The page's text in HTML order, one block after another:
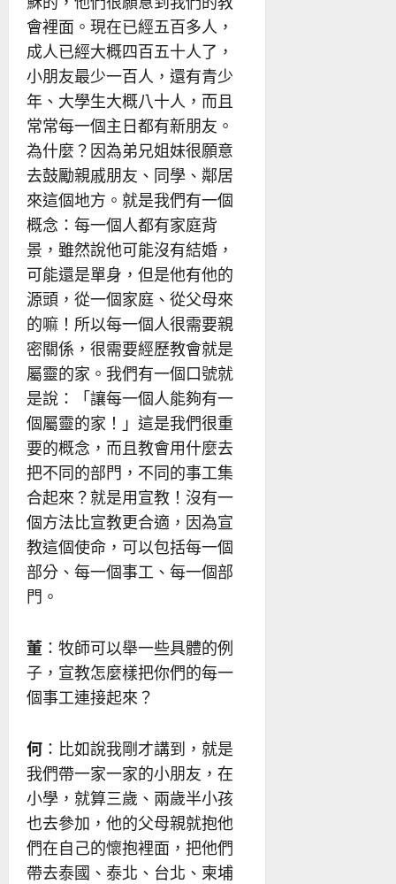
會裡面。現在已經五百多人，
成人已經大概四百五十人了，
小朋友最少一百人，還有青少
年、大學生大概八十人，而且
常常每一個主日都有新朋友。
為什麼？因為弟兄姐妹很願意
去鼓勵親戚朋友、同學、鄰居
來這個地方。就是我們有一個
概念：每一個人都有家庭背
景，雖然說他可能沒有結婚，
可能還是單身，但是他有他的
源頭，從一個家庭、從父母來
的嘛！所以每一個人很需要親
密關係，很需要經歷教會就是
屬靈的家。我們有一個口號就
是說：「讓每一個人能夠有一
個屬靈的家！」這是我們很重
要的概念，而且教會用什麼去
把不同的部門，不同的事工集
合起來？就是用宣教！沒有一
個方法比宣教更合適，因為宣
教這個使命，可以包括每一個
部分、每一個事工、每一個部
門。
董 ：牧師可以舉一些具體的例
子，宣教怎麼樣把你們的每一
個事工連接起來？
何 ：比如說我剛才講到，就是
我們帶一家一家的小朋友，在
小學，就算三歲、兩歲半小孩
也去參加，他的父母親就抱他
們在自己的懷抱裡面，把他們
帶去泰國、泰北、台北、柬埔